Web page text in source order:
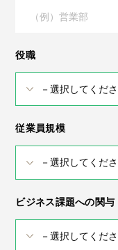
役職
従業員規模
ビジネス課題への関与